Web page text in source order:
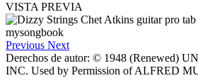
VISTA PREVIA
Previous Next
Derechos de autor: © 1948 (Renewed)
INC. Used by Permission of ALFRED